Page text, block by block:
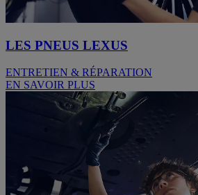
LES PNEUS LEXUS
ENTRETIEN & RÉPARATION
EN SAVOIR PLUS